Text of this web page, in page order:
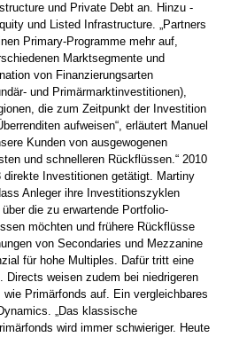
und Private Debt an. Hinzu
und Listed Infrastructure. „Partners
Primary-­Programme mehr auf,
Marktsegmente und
von ­Finanzierungsarten
und Primärmarkt­investitionen),
die zum Zeitpunkt der Investition
aufweisen“, ­erläutert Manuel
Kunden von ausgewogenen
und schnelleren Rückflüssen.“ 2010
direkte Investitionen getätigt. Martiny
Anleger ihre Investitionszyklen
die zu erwartende Portfolio-
möchten und frühere Rückflüsse
von Secondaries und Mezzanine
für hohe Multiples. Dafür tritt eine
Directs weisen zudem bei niedrigeren
Primärfonds auf. Ein vergleichbares
„Das klassische
wird immer schwieriger. Heute